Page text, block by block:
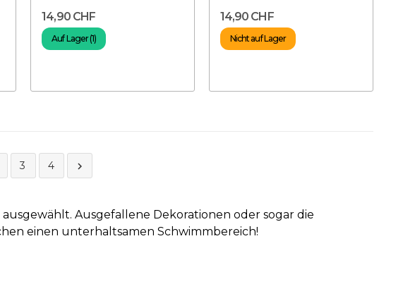
14,90 CHF
Auf Lager (1)
14,90 CHF
Nicht auf Lager
3 4 
Ausgefallene Dekorationen oder sogar die
einen unterhaltsamen Schwimmbereich!